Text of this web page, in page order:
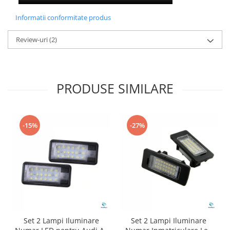
Informatii conformitate produs
Review-uri(2)
PRODUSE SIMILARE
-15%
Set 2 Lampi Iluminare
-27%
Set 2 Lampi Iluminare